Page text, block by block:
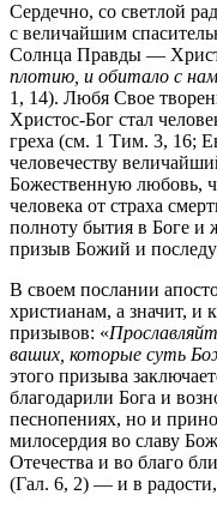
Сердечно, со светлой
с величайшим
Солнца Правды —
плотию, и обитало с
1, 14). Любя Свое
Христос-Бог стал
греха (см. 1 Тим. 3, 16;
человечеству
Божественную любовь,
человека от страха
полноту бытия в Боге и
призыв Божий и
В своем послании
христианам, а значит, и
призывов: «
ваших, которые суть
этого призыва
благодарили Бога и
песнопениях, но и
милосердия во славу
Отечества и во благо
(Гал. 6, 2) — и в